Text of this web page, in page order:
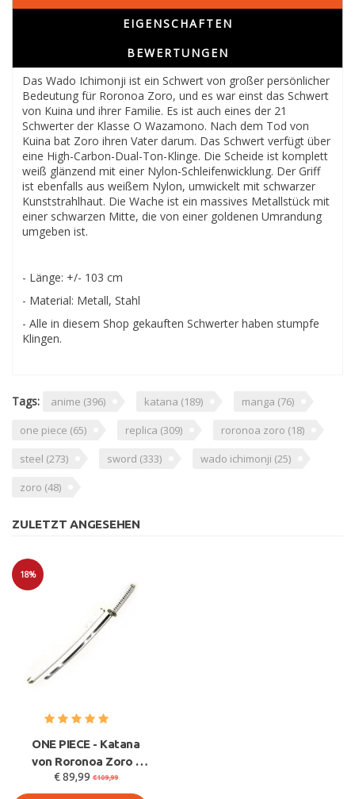
EIGENSCHAFTEN
BEWERTUNGEN
Das Wado Ichimonji ist ein Schwert von großer persönlicher
Bedeutung für Roronoa Zoro, und es war einst das Schwert
von Kuina und ihrer Familie. Es ist auch eines der 21
Schwerter der Klasse O Wazamono. Nach dem Tod von
Kuina bat Zoro ihren Vater darum. Das Schwert verfügt über
eine High-Carbon-Dual-Ton-Klinge. Die Scheide ist komplett
weiß glänzend mit einer Nylon-Schleifenwicklung. Der Griff
ist ebenfalls aus weißem Nylon, umwickelt mit schwarzer
Kunststrahlhaut. Die Wache ist ein massives Metallstück mit
einer schwarzen Mitte, die von einer goldenen Umrandung
umgeben ist.
- Länge: +/- 103 cm
- Material: Metall, Stahl
- Alle in diesem Shop gekauften Schwerter haben stumpfe
Klingen.
Tags: anime (396) katana (189) manga (76)
one piece (65) replica (309) roronoa zoro (18)
steel (273) sword (333) wado ichimonji (25)
zoro (48)
ZULETZT ANGESEHEN
18%
ONE PIECE - Katana
von Roronoa Zoro -
Wado Ichimonji
€ 89,99 €109,99